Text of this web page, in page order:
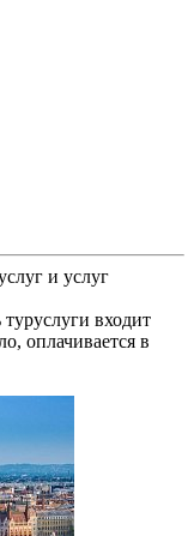
и услуг
входит
оплачивается в